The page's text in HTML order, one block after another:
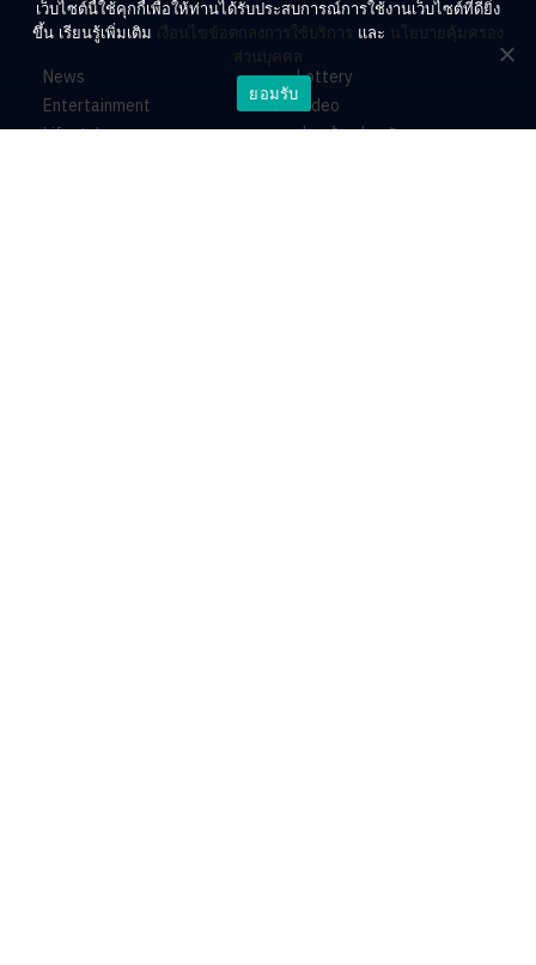
News
Entertainment
Lifestyle
Lottery
Video
ร่วมด้วยช่วยกัน
เว็บไซต์นี้ใช้คุกกี้เพื่อให้ท่านได้รับประสบการณ์การใช้งานเว็บไซต์ที่ดียิ่ง
ขึ้น เรียนรู้เพิ่มเติม เงื่อนไขข้อตกลงการใช้บริการ และ นโยบายคุ้มครอง
ส่วนบุคคล
ยอมรับ